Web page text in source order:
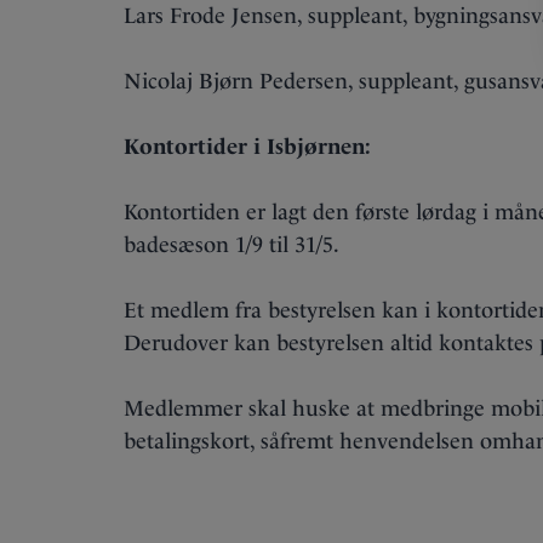
Lars Frode Jensen, suppleant,
Nicolaj Bjørn Pedersen, suppleant,
Kontortider i Isbjørnen:
Kontortiden er lagt den første lørdag i
badesæson 1/9 til 31/5.
Et medlem fra bestyrelsen kan i
Derudover kan bestyrelsen altid kontaktes
Medlemmer skal huske at medbringe
betalingskort, såfremt henvendelsen